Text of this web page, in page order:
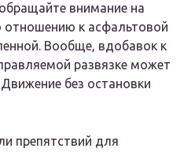
внимание на
отношению к асфальтовой
Вообще, вдобавок к
развязке может
без остановки
препятствий для